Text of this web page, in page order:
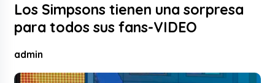
Los Simpsons tienen una sorpresa
para todos sus fans-VIDEO
admin